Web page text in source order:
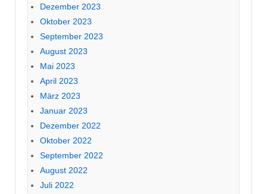
Dezember 2023
Oktober 2023
September 2023
August 2023
Mai 2023
April 2023
März 2023
Januar 2023
Dezember 2022
Oktober 2022
September 2022
August 2022
Juli 2022